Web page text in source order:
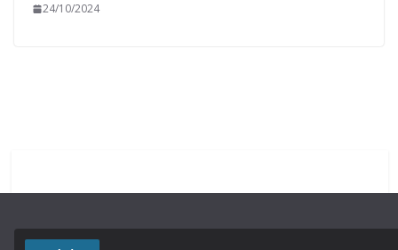
24/10/2024